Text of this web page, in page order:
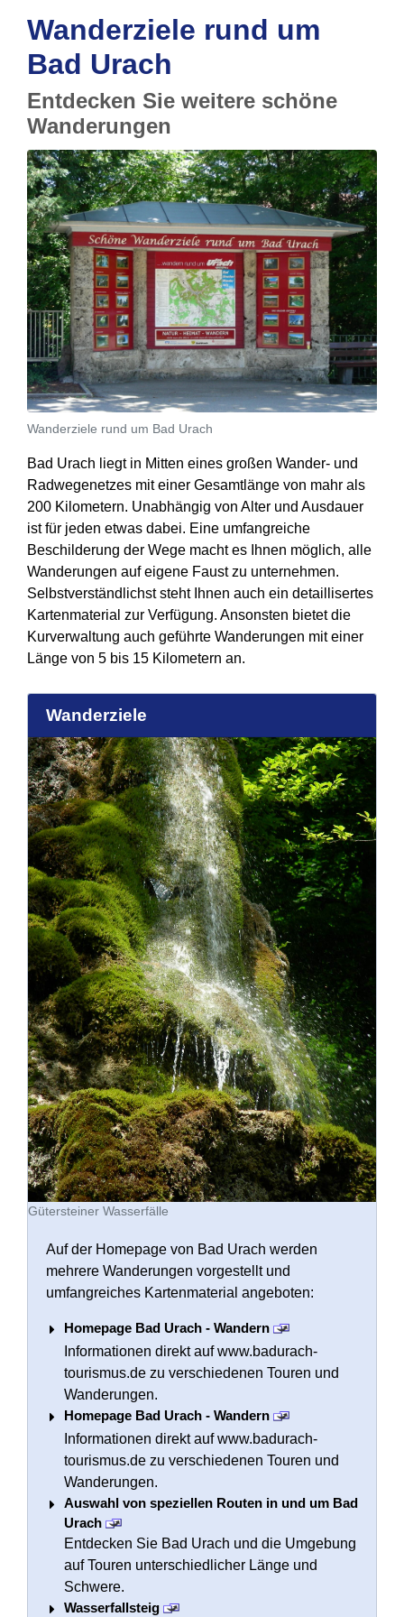
Wanderziele rund um
Bad Urach
Entdecken Sie weitere schöne
Wanderungen
Wanderziele rund um Bad Urach
Bad Urach liegt in Mitten eines großen Wander- und
Radwegenetzes mit einer Gesamtlänge von mahr als
200 Kilometern. Unabhängig von Alter und Ausdauer
ist für jeden etwas dabei. Eine umfangreiche
Beschilderung der Wege macht es Ihnen möglich, alle
Wanderungen auf eigene Faust zu unternehmen.
Selbstverständlichst steht Ihnen auch ein detaillisertes
Kartenmaterial zur Verfügung. Ansonsten bietet die
Kurverwaltung auch geführte Wanderungen mit einer
Länge von 5 bis 15 Kilometern an.
Wanderziele
Auf der Homepage von Bad Urach werden
mehrere Wanderungen vorgestellt und
umfangreiches Kartenmaterial angeboten:
Homepage Bad Urach - Wandern
Informationen direkt auf www.badurach-
tourismus.de zu verschiedenen Touren und
Wanderungen.
Homepage Bad Urach - Wandern
Informationen direkt auf www.badurach-
tourismus.de zu verschiedenen Touren und
Wanderungen.
Auswahl von speziellen Routen in und um Bad
Urach
Entdecken Sie Bad Urach und die Umgebung
auf Touren unterschiedlicher Länge und
Schwere.
Wasserfallsteig
Gütersteiner Wasserfälle